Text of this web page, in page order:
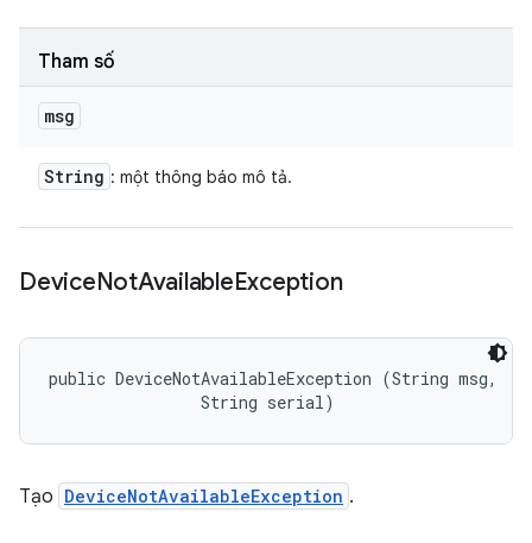
Tham số
msg
String : một thông báo mô tả.
DeviceNotAvailableException
public DeviceNotAvailableException (String msg,
                String serial)
Tạo DeviceNotAvailableException .